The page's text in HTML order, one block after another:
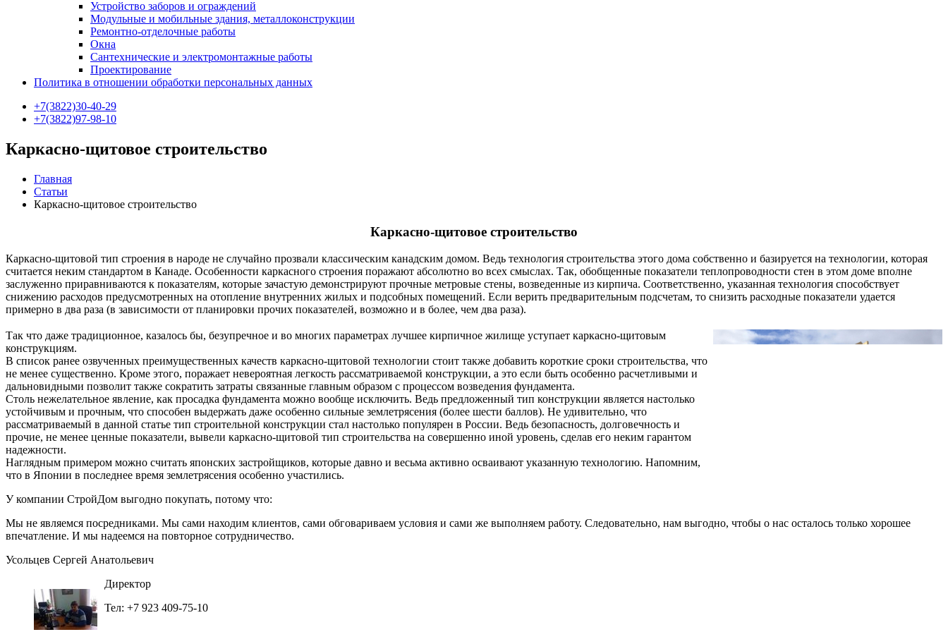
Устройство заборов и ограждений
Модульные и мобильные здания, металлоконструкции
Ремонтно-отделочные работы
Окна
Сантехнические и электромонтажные работы
Проектирование
Политика в отношении обработки персональных данных
+7(3822)30-40-29
+7(3822)97-98-10
Каркасно-щитовое строительство
Главная
Статьи
Каркасно-щитовое строительство
Каркасно-щитовое строительство
Каркасно-щитовой тип строения в народе не случайно прозвали классическим канадским домом. Ведь технология строительства этого дома собственно и базируется на технологии, которая
считается неким стандартом в Канаде. Особенности каркасного строения поражают абсолютно во всех смыслах. Так, обобщенные показатели теплопроводности стен в этом доме вполне
заслуженно приравниваются к показателям, которые зачастую демонстрируют прочные метровые стены, возведенные из кирпича. Соответственно, указанная технология способствует
снижению расходов предусмотренных на отопление внутренних жилых и подсобных помещений. Если верить предварительным подсчетам, то снизить расходные показатели удается
примерно в два раза (в зависимости от планировки прочих показателей, возможно и в более, чем два раза).
Так что даже традиционное, казалось бы, безупречное и во многих параметрах лучшее кирпичное жилище уступает каркасно-щитовым
конструкциям.
В список ранее озвученных преимущественных качеств каркасно-щитовой технологии стоит также добавить короткие сроки строительства, что
не менее существенно. Кроме этого, поражает невероятная легкость рассматриваемой конструкции, а это если быть особенно расчетливыми и
дальновидными позволит также сократить затраты связанные главным образом с процессом возведения фундамента.
Столь нежелательное явление, как просадка фундамента можно вообще исключить. Ведь предложенный тип конструкции является настолько
устойчивым и прочным, что способен выдержать даже особенно сильные землетрясения (более шести баллов). Не удивительно, что
рассматриваемый в данной статье тип строительной конструкции стал настолько популярен в России. Ведь безопасность, долговечность и
прочие, не менее ценные показатели, вывели каркасно-щитовой тип строительства на совершенно иной уровень, сделав его неким гарантом
надежности.
Наглядным примером можно считать японских застройщиков, которые давно и весьма активно осваивают указанную технологию. Напомним,
что в Японии в последнее время землетрясения особенно участились.
У компании СтройДом выгодно покупать, потому что:
Мы не являемся посредниками. Мы сами находим клиентов, сами обговариваем условия и сами же выполняем работу. Следовательно, нам выгодно, чтобы о нас осталось только хорошее
впечатление. И мы надеемся на повторное сотрудничество.
Усольцев Сергей Анатольевич
Директор
Тел: +7 923 409-75-10